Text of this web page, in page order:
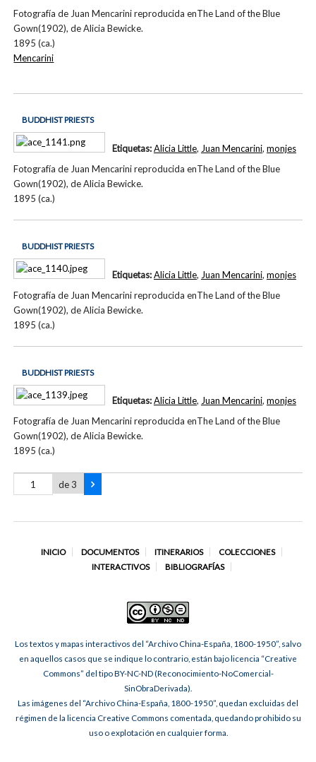
Fotografía de Juan Mencarini reproducida enThe Land of the Blue
Gown(1902), de Alicia Bewicke.
1895 (ca.)
Mencarini
BUDDHIST PRIESTS
Fotografía de Juan Mencarini reproducida enThe Land of the Blue
Gown(1902), de Alicia Bewicke.
1895 (ca.)
Etiquetas:Alicia Little, Juan Mencarini, monjes
BUDDHIST PRIESTS
Fotografía de Juan Mencarini reproducida enThe Land of the Blue
Gown(1902), de Alicia Bewicke.
1895 (ca.)
Etiquetas:Alicia Little, Juan Mencarini, monjes
BUDDHIST PRIESTS
Fotografía de Juan Mencarini reproducida enThe Land of the Blue
Gown(1902), de Alicia Bewicke.
1895 (ca.)
Etiquetas:Alicia Little, Juan Mencarini, monjes
de 3
INICIO DOCUMENTOS ITINERARIOS
COLECCIONES
INTERACTIVOS
BIBLIOGRAFÍAS
Los textos y mapas interactivos del “Archivo China-España, 1800-1950”, salvo
en aquellos casos que se indique lo contrario, están bajo licencia “Creative
Commons” del tipo BY-NC-ND (Reconocimiento-NoComercial-
SinObraDerivada).
Las imágenes del “Archivo China-España, 1800-1950”, quedan excluidas del
régimen de la licencia Creative Commons comentada, quedando prohibido su
uso o explotación en cualquier forma.